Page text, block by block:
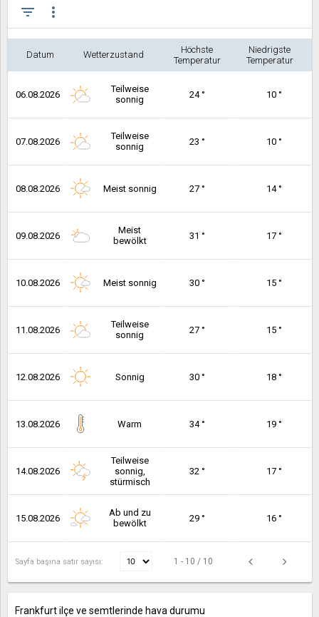
filter_list more_vert
Datum Wetterzustand
Höchste
Temperatur
Niedrigste
Temperatur
06.08.2026
Teilweise
sonnig
24 ° 10 °
07.08.2026
Teilweise
sonnig
23 ° 10 °
08.08.2026 Meist sonnig 27 ° 14 °
09.08.2026
Meist
bewölkt
31 ° 17 °
10.08.2026 Meist sonnig 30 ° 15 °
11.08.2026
Teilweise
sonnig
27 ° 15 °
12.08.2026 Sonnig 30 ° 18 °
13.08.2026 Warm 34 ° 19 °
14.08.2026
Teilweise
sonnig,
stürmisch
32 ° 17 °
15.08.2026
Ab und zu
bewölkt
29 ° 16 °
Sayfa başına satır sayısı: 1 - 10 / 10
Frankfurt ilçe ve semtlerinde hava durumu